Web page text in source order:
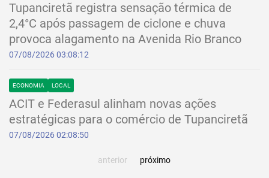
Tupanciretã registra sensação térmica de
2,4°C após passagem de ciclone e chuva
provoca alagamento na Avenida Rio Branco
07/08/2026 03:08:12
ECONOMIA LOCAL
ACIT e Federasul alinham novas ações
estratégicas para o comércio de Tupanciretã
07/08/2026 02:08:50
anterior próximo